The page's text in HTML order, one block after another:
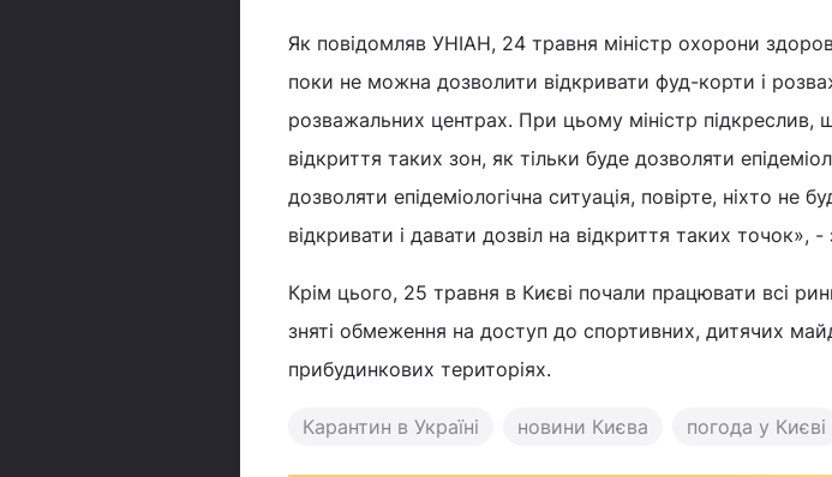
Як повідомляв УНІАН, 24 травня міністр охорони
поки не можна дозволити відкривати фуд-корти і
розважальних центрах. При цьому міністр підкреслив,
відкриття таких зон, як тільки буде дозволяти
дозволяти епідеміологічна ситуація, повірте, ніхто не
відкривати і давати дозвіл на відкриття таких точок»,
Крім цього, 25 травня в Києві почали працювати всі
зняті обмеження на доступ до спортивних, дитячих
прибудинкових територіях.
Карантин в Україні новини Києва погода у Києві